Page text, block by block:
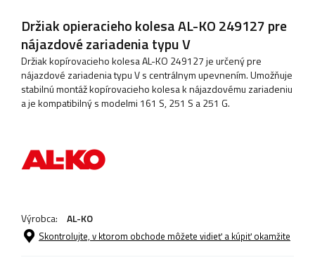
Držiak opieracieho kolesa AL-KO 249127 pre
nájazdové zariadenia typu V
Držiak kopírovacieho kolesa AL-KO 249127 je určený pre
nájazdové zariadenia typu V s centrálnym upevnením. Umožňuje
stabilnú montáž kopírovacieho kolesa k nájazdovému zariadeniu
a je kompatibilný s modelmi 161 S, 251 S a 251 G.
Výrobca: AL-KO
Skontrolujte, v ktorom obchode môžete vidieť a kúpiť okamžite